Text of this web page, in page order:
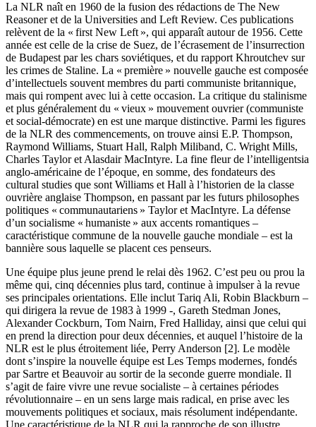
La NLR naît en 1960 de la fusion des rédactions de The New
Reasoner et de la Universities and Left Review. Ces publications
relèvent de la « first New Left », qui apparaît autour de 1956. Cette
année est celle de la crise de Suez, de l’écrasement de l’insurrection
de Budapest par les chars soviétiques, et du rapport Khroutchev sur
les crimes de Staline. La « première » nouvelle gauche est composée
d’intellectuels souvent membres du parti communiste britannique,
mais qui rompent avec lui à cette occasion. La critique du stalinisme
et plus généralement du « vieux » mouvement ouvrier (communiste
et social-démocrate) en est une marque distinctive. Parmi les figures
de la NLR des commencements, on trouve ainsi E.P. Thompson,
Raymond Williams, Stuart Hall, Ralph Miliband, C. Wright Mills,
Charles Taylor et Alasdair MacIntyre. La fine fleur de l’intelligentsia
anglo-américaine de l’époque, en somme, des fondateurs des
cultural studies que sont Williams et Hall à l’historien de la classe
ouvrière anglaise Thompson, en passant par les futurs philosophes
politiques « communautariens » Taylor et MacIntyre. La défense
d’un socialisme « humaniste » aux accents romantiques –
caractéristique commune de la nouvelle gauche mondiale – est la
bannière sous laquelle se placent ces penseurs.
Une équipe plus jeune prend le relai dès 1962. C’est peu ou prou la
même qui, cinq décennies plus tard, continue à impulser à la revue
ses principales orientations. Elle inclut Tariq Ali, Robin Blackburn –
qui dirigera la revue de 1983 à 1999 -, Gareth Stedman Jones,
Alexander Cockburn, Tom Nairn, Fred Halliday, ainsi que celui qui
en prend la direction pour deux décennies, et auquel l’histoire de la
NLR est le plus étroitement liée, Perry Anderson [2]. Le modèle
dont s’inspire la nouvelle équipe est Les Temps modernes, fondés
par Sartre et Beauvoir au sortir de la seconde guerre mondiale. Il
s’agit de faire vivre une revue socialiste – à certaines périodes
révolutionnaire – en un sens large mais radical, en prise avec les
mouvements politiques et sociaux, mais résolument indépendante.
Une caractéristique de la NLR qui la rapproche de son illustre